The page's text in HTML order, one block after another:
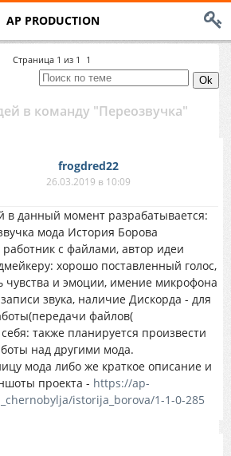
AP PRODUCTION
Страница 1 из 1 1
в команду "Переозвучка"
frogdred22
26.03.2019 в 10:09
в данный момент разрабатывается:
мода История Борова
с файлами, автор идеи
хорошо поставленный голос,
чувства и эмоции, имение микрофона
звука, наличие Дискорда - для
файлов(
также планируется произвести
над другими мода.
мода либо же краткое описание и
проекта - https://ap-
istorija_borova/1-1-0-285